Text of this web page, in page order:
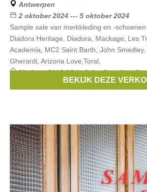
Antwerpen
2 oktober 2024 --- 5 oktober 2024
Sample sale van merkkleding en -
Diadora Heritage, Diadora, Mackage, Les
Academia, MC2 Saint Barth, John
Gherardi, Arizona Love,Toral,
Merken:DIADORA,John Smedley,
, ...BEKIJK DEZE